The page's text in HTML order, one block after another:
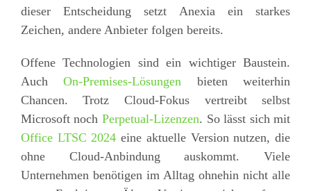
dieser Entscheidung setzt Anexia ein starkes
Zeichen, andere Anbieter folgen bereits.
Offene Technologien sind ein wichtiger Baustein.
AuchOn-Premises-Lösungen bieten weiterhin
Chancen. Trotz Cloud-Fokus vertreibt selbst
Microsoft noch Perpetual-Lizenzen. So lässt sich mit
Office LTSC 2024 eine aktuelle Version nutzen, die
ohne Cloud-Anbindung auskommt. Viele
Unternehmen benötigen im Alltag ohnehin nicht alle